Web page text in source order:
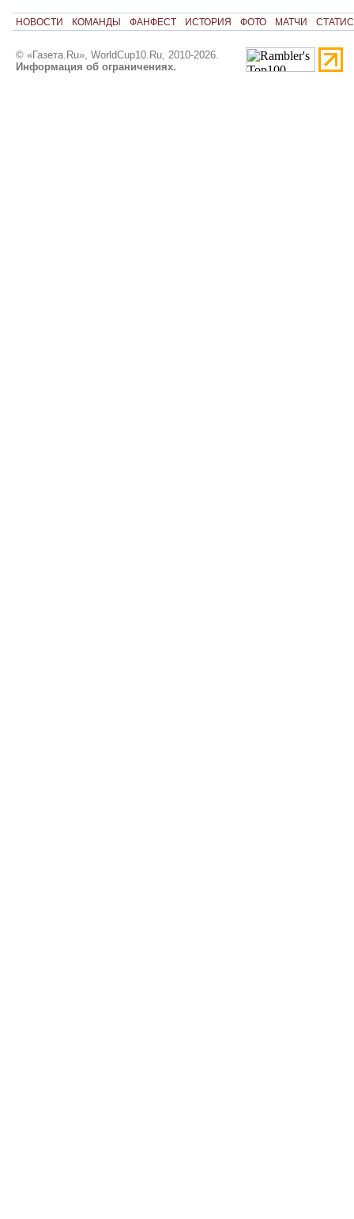
НОВОСТИ КОМАНДЫ ФАНФЕСТ ИСТОРИЯ ФОТО МАТЧИ
© «Газета.Ru», WorldCup10.Ru, 2010-2026.
Информация об ограничениях.